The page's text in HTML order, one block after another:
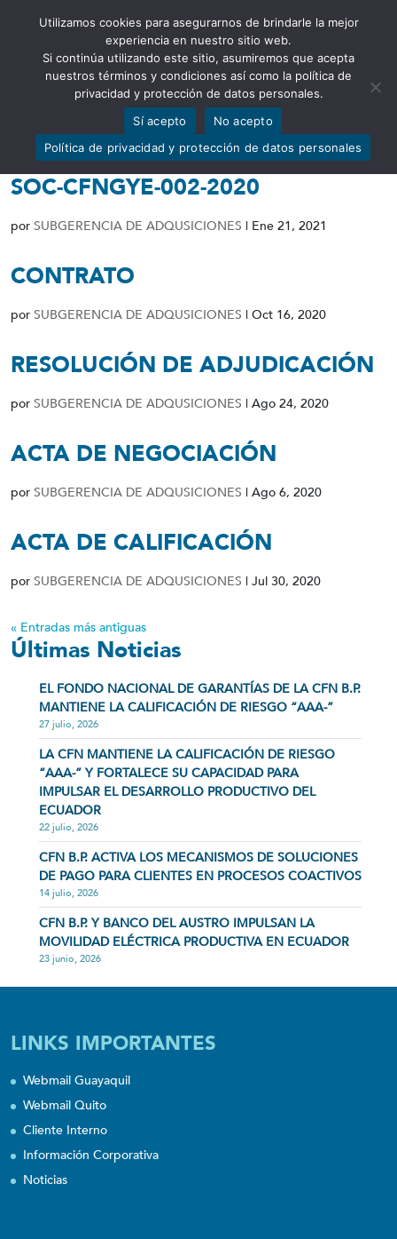
Abrir barra de herramientas
ACTA DE ENTREGA RECEPCIÓN
DEFINITIVA PROCESO REAP-RI-
SOC-CFNGYE-002-2020
por SUBGERENCIA DE ADQUSICIONES | Ene 21, 2021
CONTRATO
por SUBGERENCIA DE ADQUSICIONES | Oct 16, 2020
RESOLUCIÓN DE ADJUDICACIÓN
por SUBGERENCIA DE ADQUSICIONES | Ago 24, 2020
ACTA DE NEGOCIACIÓN
por SUBGERENCIA DE ADQUSICIONES | Ago 6, 2020
ACTA DE CALIFICACIÓN
por SUBGERENCIA DE ADQUSICIONES | Jul 30, 2020
« Entradas más antiguas
Últimas Noticias
EL FONDO NACIONAL DE GARANTÍAS DE LA CFN B.P.
MANTIENE LA CALIFICACIÓN DE RIESGO “AAA-”
27 julio, 2026
LA CFN MANTIENE LA CALIFICACIÓN DE RIESGO
“AAA-” Y FORTALECE SU CAPACIDAD PARA
IMPULSAR EL DESARROLLO PRODUCTIVO DEL
ECUADOR
22 julio, 2026
CFN B.P. ACTIVA LOS MECANISMOS DE SOLUCIONES
DE PAGO PARA CLIENTES EN PROCESOS COACTIVOS
14 julio, 2026
CFN B.P. Y BANCO DEL AUSTRO IMPULSAN LA
MOVILIDAD ELÉCTRICA PRODUCTIVA EN ECUADOR
23 junio, 2026
LINKS IMPORTANTES
Webmail Guayaquil
Webmail Quito
Cliente Interno
Información Corporativa
Noticias
Utilizamos cookies para asegurarnos de brindarle la mejor
experiencia en nuestro sitio web.
Si continúa utilizando este sitio, asumiremos que acepta
nuestros términos y condiciones así como la política de
privacidad y protección de datos personales.
Sí acepto
No acepto
Política de privacidad y protección de datos personales